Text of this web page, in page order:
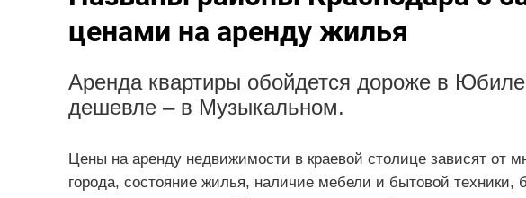
ценами на аренду жилья
Аренда квартиры обойдется дороже в
дешевле – в Музыкальном.
Цены на аренду недвижимости в краевой столице зависят от
города, состояние жилья, наличие мебели и бытовой техники,